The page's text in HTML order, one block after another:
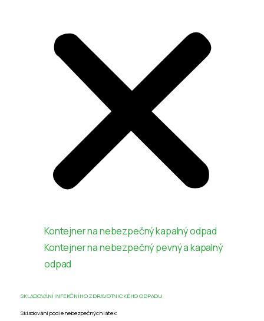
Kontejner na nebezpečný kapalný odpad
Kontejner na nebezpečný pevný a kapalný
odpad
SKLADOVÁNÍ INFEKČNÍHO ZDRAVOTNICKÉHO ODPADU
Skladování podle nebezpečných látek: